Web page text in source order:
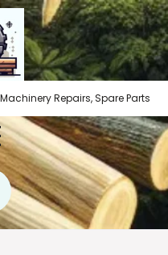
Repairs, Spare Parts